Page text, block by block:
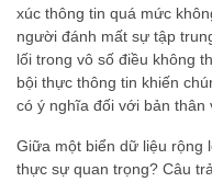
xúc thông tin quá mức
người đánh mất sự tập
lối trong vô số điều không
bội thực thông tin khiến
có ý nghĩa đối với bản thân
Giữa một biển dữ liệu rộng
thực sự quan trọng? Câu